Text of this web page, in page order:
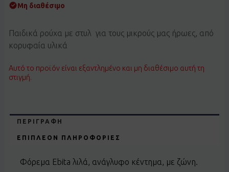
Μη διαθέσιμο
Παιδικά ρούχα με στυλ για τους μικρούς μας ήρωες, από
κορυφαία υλικά
Αυτό το προϊόν είναι εξαντλημένο και μη διαθέσιμο αυτή τη
στιγμή.
ΠΕΡΙΓΡΑΦΉ
ΕΠΙΠΛΈΟΝ ΠΛΗΡΟΦΟΡΊΕΣ
Φόρεμα Ebita λιλά, ανάγλυφο κέντημα, με ζώνη.